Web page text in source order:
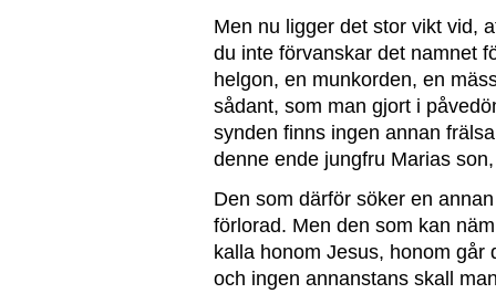
Men nu ligger det stor vikt vid,
du inte förvanskar det namnet
helgon, en munkorden, en
sådant, som man gjort i
synden finns ingen annan
denne ende jungfru Marias
Den som därför söker en
förlorad. Men den som kan
kalla honom Jesus, honom går
och ingen annanstans skall